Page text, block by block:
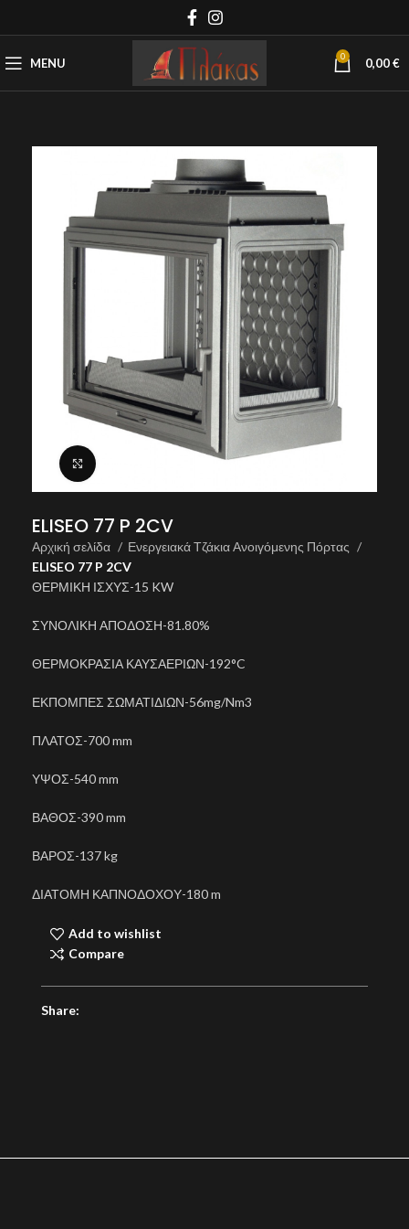
MENU 0 0,00€
ELISEO 77 P 2CV
Αρχική σελίδα
Ενεργειακά Τζάκια Ανοιγόμενης Πόρτας
ELISEO 77 P 2CV
ΘΕΡΜΙΚΗ ΙΣΧΥΣ-15 KW
ΣΥΝΟΛΙΚΗ ΑΠΟΔΟΣΗ-81.80%
ΘΕΡΜΟΚΡΑΣΙΑ ΚΑΥΣΑΕΡΙΩΝ-192°C
ΕΚΠΟΜΠΕΣ ΣΩΜΑΤΙΔΙΩΝ-56mg/Nm3
ΠΛΑΤΟΣ-700 mm
ΥΨΟΣ-540 mm
ΒΑΘΟΣ-390 mm
ΒΑΡΟΣ-137 kg
ΔΙΑΤΟΜΗ ΚΑΠΝΟΔΟΧΟΥ-180 m
Add to wishlist
Compare
Share: